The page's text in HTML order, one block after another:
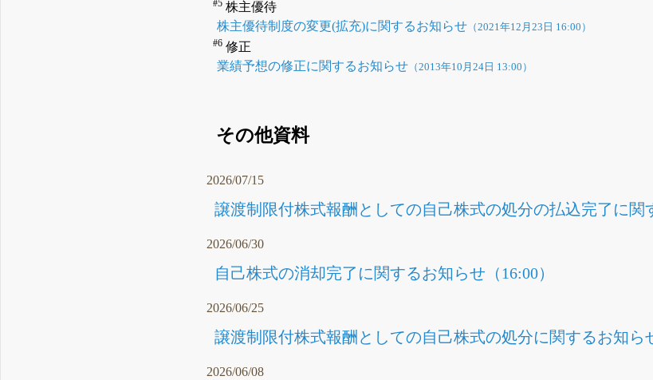
#5 株主優待
株主優待制度の変更(拡充)に関するお知らせ （2021年12月23日 16:00）
#6 修正
業績予想の修正に関するお知らせ （2013年10月24日 13:00）
その他資料
2026/07/15
譲渡制限付株式報酬としての自己株式の処分の払込完了に関
2026/06/30
自己株式の消却完了に関するお知らせ（16:00）
2026/06/25
譲渡制限付株式報酬としての自己株式の処分に関するお知ら
2026/06/08